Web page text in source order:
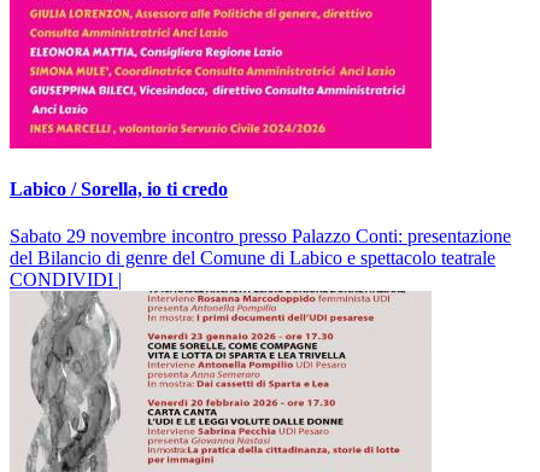
Labico / Sorella, io ti credo
Sabato 29 novembre incontro presso Palazzo Conti: presentazione
del Bilancio di genre del Comune di Labico e spettacolo teatrale
CONDIVIDI |